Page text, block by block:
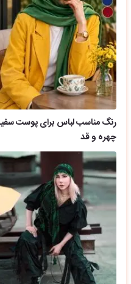
رنگ مناسب لباس برای پوست
چهره و قد